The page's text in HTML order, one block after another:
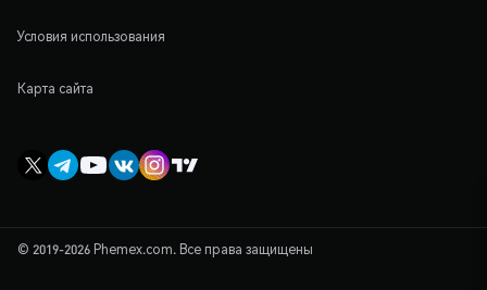
Условия использования
Карта сайта
© 2019-2026 Phemex.com. Все права защищены